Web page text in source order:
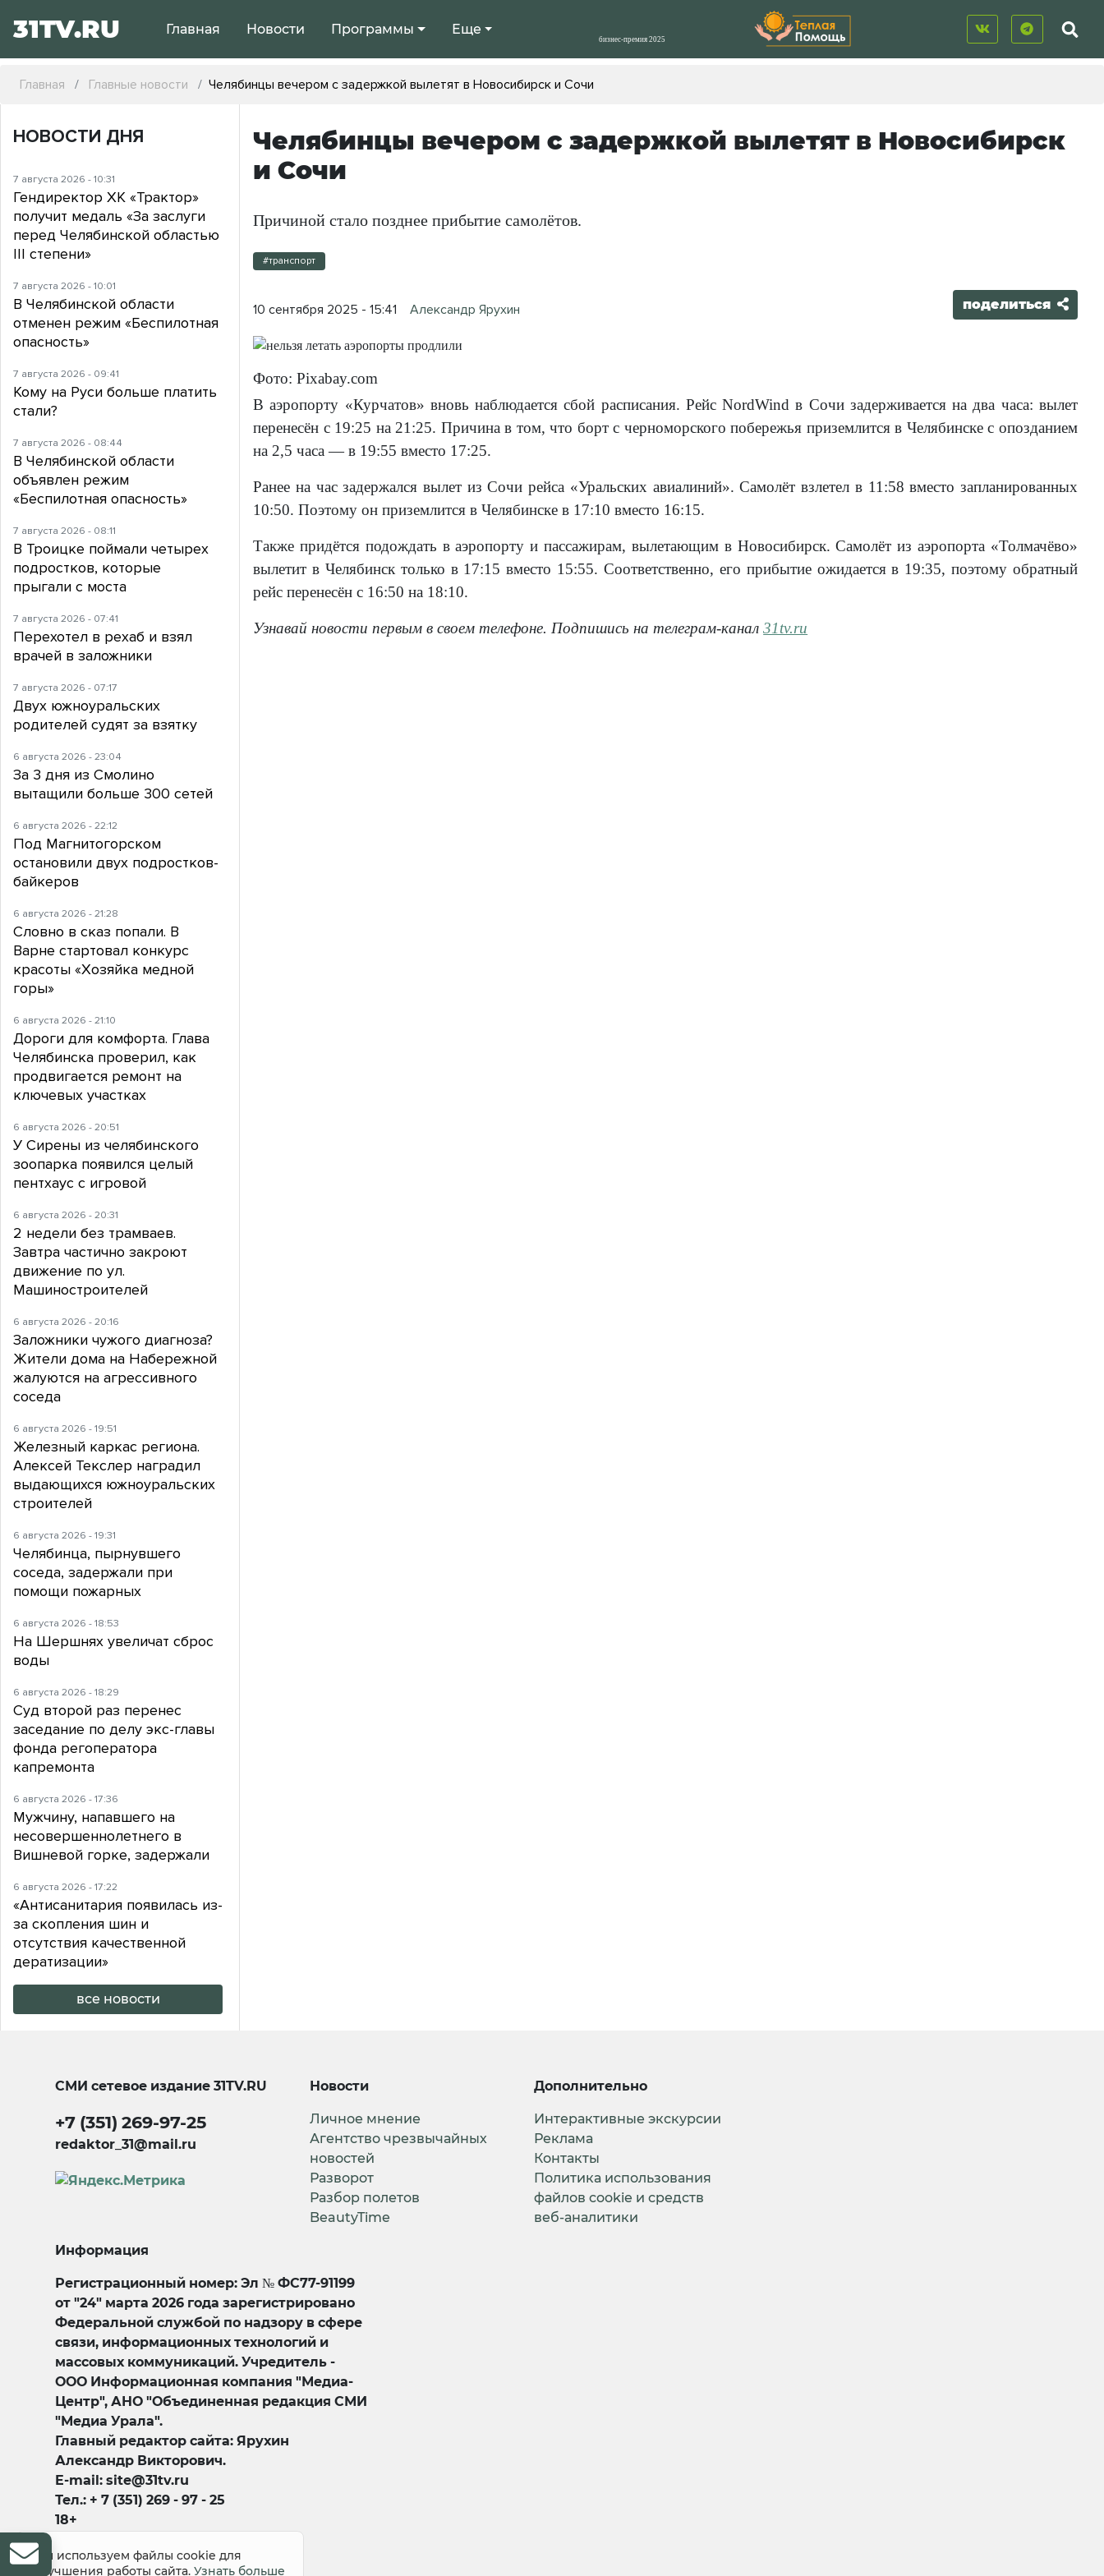
31TV.RU Главная Новости Программы Еще
Главная Главные новости Челябинцы вечером с задержкой вылетят в Новосибирск и Сочи
Челябинцы вечером с задержкой вылетят в Новосибирск
и Сочи
Причиной стало позднее прибытие самолётов.
#транспорт
10 сентября 2025 - 15:41 Александр Ярухин поделиться
Фото: Pixabay.com
В аэропорту «Курчатов» вновь наблюдается сбой расписания. Рейс NordWind в Сочи задерживается на два часа: вылет
перенесён с 19:25 на 21:25. Причина в том, что борт с черноморского побережья приземлится в Челябинске с опозданием
на 2,5 часа — в 19:55 вместо 17:25.
Ранее на час задержался вылет из Сочи рейса «Уральских авиалиний». Самолёт взлетел в 11:58 вместо запланированных
10:50. Поэтому он приземлится в Челябинске в 17:10 вместо 16:15.
Также придётся подождать в аэропорту и пассажирам, вылетающим в Новосибирск. Самолёт из аэропорта «Толмачёво»
вылетит в Челябинск только в 17:15 вместо 15:55. Соответственно, его прибытие ожидается в 19:35, поэтому обратный
рейс перенесён с 16:50 на 18:10.
Узнавай новости первым в своем телефоне. Подпишись на телеграм-канал31tv.ru
НОВОСТИ ДНЯ
7 августа 2026 - 10:31
Гендиректор ХК «Трактор»
получит медаль «За заслуги
перед Челябинской областью
III степени»
7 августа 2026 - 10:01
В Челябинской области
отменен режим «Беспилотная
опасность»
7 августа 2026 - 09:41
Кому на Руси больше платить
стали?
7 августа 2026 - 08:44
В Челябинской области
объявлен режим
«Беспилотная опасность»
7 августа 2026 - 08:11
В Троицке поймали четырех
подростков, которые
прыгали с моста
7 августа 2026 - 07:41
Перехотел в рехаб и взял
врачей в заложники
7 августа 2026 - 07:17
Двух южноуральских
родителей судят за взятку
6 августа 2026 - 23:04
За 3 дня из Смолино
вытащили больше 300 сетей
6 августа 2026 - 22:12
Под Магнитогорском
остановили двух подростков-
байкеров
6 августа 2026 - 21:28
Словно в сказ попали. В
Варне стартовал конкурс
красоты «Хозяйка медной
горы»
6 августа 2026 - 21:10
Дороги для комфорта. Глава
Челябинска проверил, как
продвигается ремонт на
ключевых участках
6 августа 2026 - 20:51
У Сирены из челябинского
зоопарка появился целый
пентхаус с игровой
6 августа 2026 - 20:31
2 недели без трамваев.
Завтра частично закроют
движение по ул.
Машиностроителей
6 августа 2026 - 20:16
Заложники чужого диагноза?
Жители дома на Набережной
жалуются на агрессивного
соседа
6 августа 2026 - 19:51
Железный каркас региона.
Алексей Текслер наградил
выдающихся южноуральских
строителей
6 августа 2026 - 19:31
Челябинца, пырнувшего
соседа, задержали при
помощи пожарных
6 августа 2026 - 18:53
На Шершнях увеличат сброс
воды
6 августа 2026 - 18:29
Суд второй раз перенес
заседание по делу экс-главы
фонда регоператора
капремонта
6 августа 2026 - 17:36
Мужчину, напавшего на
несовершеннолетнего в
Вишневой горке, задержали
6 августа 2026 - 17:22
«Антисанитария появилась из-
за скопления шин и
отсутствия качественной
дератизации»
все новости
СМИ сетевое издание31TV.RU
+7 (351) 269-97-25
redaktor_31@mail.ru
Новости
Личное мнение
Агентство чрезвычайных
новостей
Разворот
Разбор полетов
BeautyTime
Дополнительно
Интерактивные экскурсии
Реклама
Контакты
Политика использования
файлов cookie и средств
веб-аналитики
Информация
Регистрационный номер: Эл № ФС77-91199
от "24" марта 2026 года зарегистрировано
Федеральной службой по надзору в сфере
связи, информационных технологий и
массовых коммуникаций. Учредитель -
ООО Информационная компания "Медиа-
Центр", АНО "Объединенная редакция СМИ
"Медиа Урала".
Главный редактор сайта: Ярухин
Александр Викторович.
E-mail: site@31tv.ru
Тел.: + 7 (351) 269 - 97 - 25
18+
Мы используем файлы cookie для
улучшения работы сайта. Узнать больше